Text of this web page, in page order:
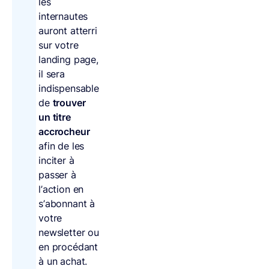
internautes
auront atterri
sur votre
landing page,
il sera
indispensable
de trouver
un titre
accrocheur
afin de les
inciter à
passer à
l’action en
s’abonnant à
votre
newsletter ou
en procédant
à un achat.